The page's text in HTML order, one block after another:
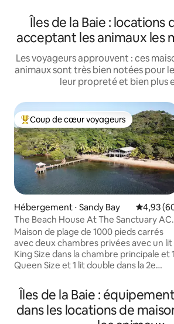
Îles de la Baie : locations
acceptant les animaux les
Les voyageurs approuvent : ces
animaux sont très bien notées pour
leur propreté et bien plus
Coups de cœur voyageurs les plus
Coup de cœur voyageurs
Hébergement ⋅ Sandy Bay
4,93
The Beach House At The Sanctuary AC
Dock Kayak (maison de plage)
Maison de plage de 1000 pieds carrés
avec deux chambres privées avec un lit
King Size dans la chambre principale et 1
Queen Size et 1 lit double dans la 2e
aussi deux canapés convertibles dans le
séjour, ce qui fait 5 couchages dans les
lits et quelques autres dans le séjour.
dispose d'une cuisine entièrement
Îles de la Baie :
dans les locations de